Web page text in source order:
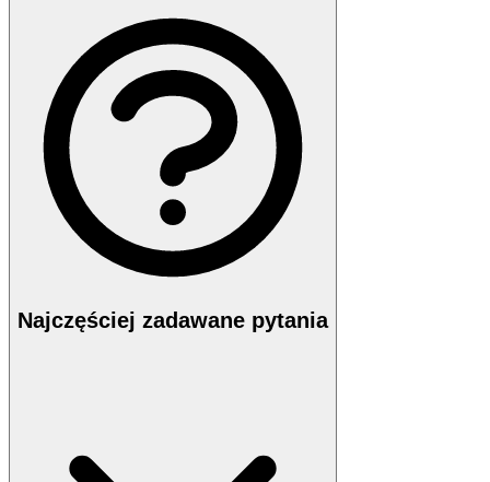
Najczęściej zadawane pytania